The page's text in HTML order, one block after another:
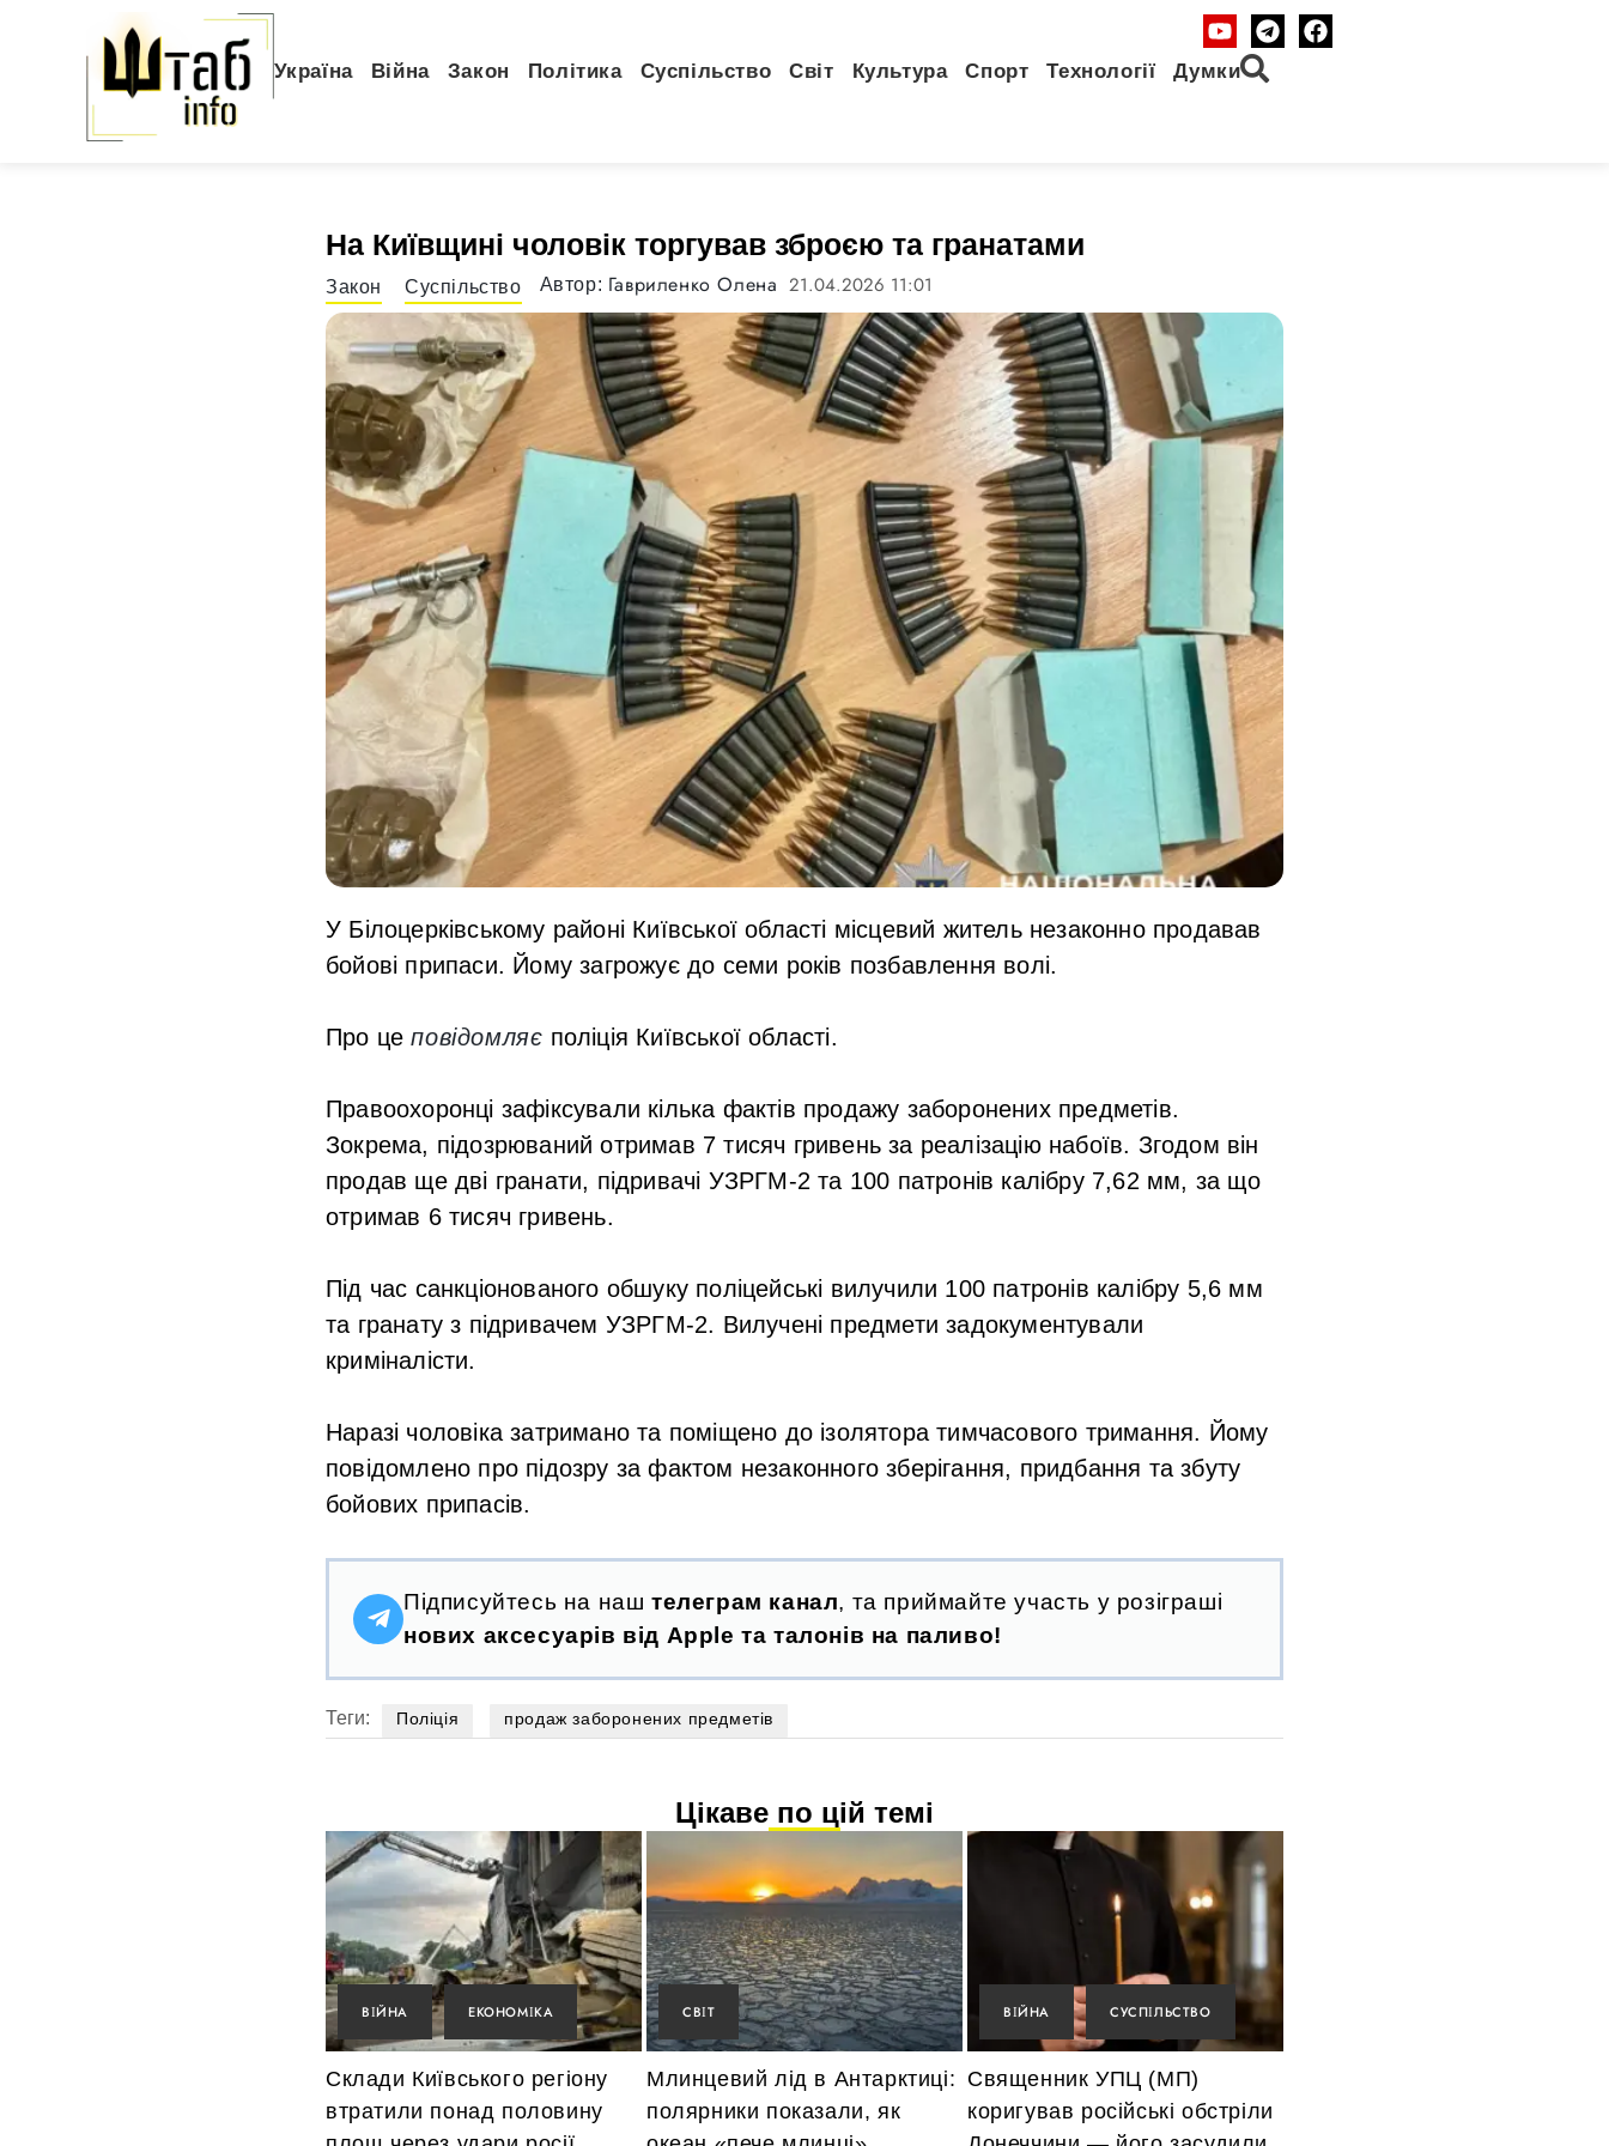
Україна Війна Закон Політика Суспільство Світ Культура Спорт Технології Думки
На Київщині чоловік торгував зброєю та гранатами
Закон Суспільство Автор: Гавриленко Олена 21.04.2026 11:01
У Білоцерківському районі Київської області місцевий житель незаконно продавав
бойові припаси. Йому загрожує до семи років позбавлення волі.
Про цеповідомляє поліція Київської області.
Правоохоронці зафіксували кілька фактів продажу заборонених предметів.
Зокрема, підозрюваний отримав 7 тисяч гривень за реалізацію набоїв. Згодом він
продав ще дві гранати, підривачі УЗРГМ-2 та 100 патронів калібру 7,62 мм, за що
отримав 6 тисяч гривень.
Під час санкціонованого обшуку поліцейські вилучили 100 патронів калібру 5,6 мм
та гранату з підривачем УЗРГМ-2. Вилучені предмети задокументували
криміналісти.
Наразі чоловіка затримано та поміщено до ізолятора тимчасового тримання. Йому
повідомлено про підозру за фактом незаконного зберігання, придбання та збуту
бойових припасів.
Підписуйтесь на наш телеграм канал, та приймайте участь у розіграші
нових аксесуарів від Apple та талонів на паливо!
Теги: Поліція продаж заборонених предметів
Цікаве по цій темі
ВІЙНА ЕКОНОМІКА
Склади Київського регіону
втратили понад половину
СВІТ
Млинцевий лід в Антарктиці:
полярники показали, як
ВІЙНА СУСПІЛЬСТВО
Священник УПЦ (МП)
коригував російські обстріли